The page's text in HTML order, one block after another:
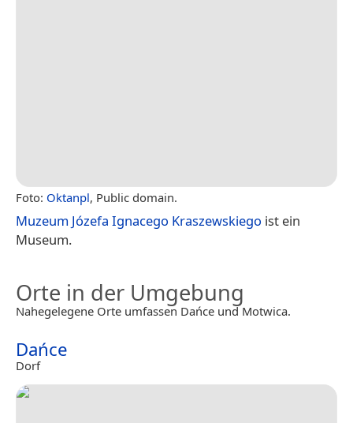
Foto: Oktanpl, Public domain.
Muzeum Józefa Ignacego Kraszewskiego ist ein
Museum.
Orte in der Umgebung
Nahegelegene Orte umfassen Dańce und Motwica.
Dańce
Dorf